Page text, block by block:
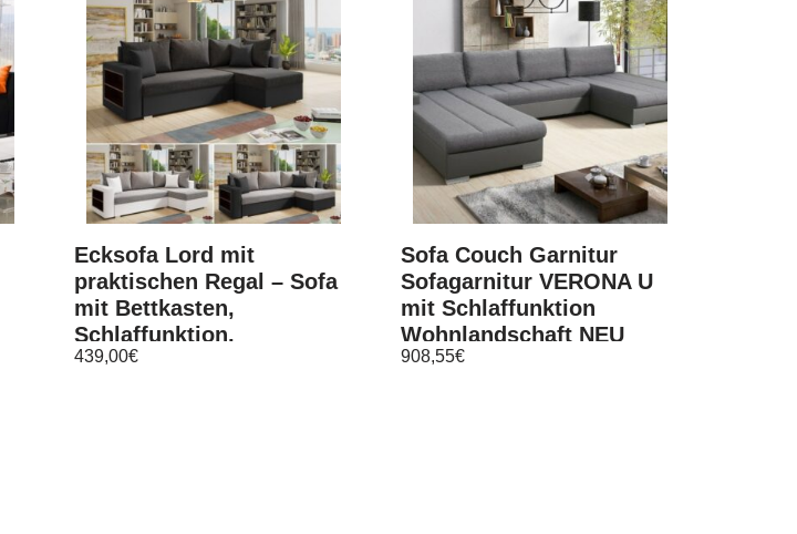
Ecksofa Lord mit
praktischen Regal – Sofa
mit Bettkasten,
Schlaffunktion,
Schlafsofa
439,00€
Sofa Couch Garnitur
Sofagarnitur VERONA U
mit Schlaffunktion
Wohnlandschaft NEU
908,55€